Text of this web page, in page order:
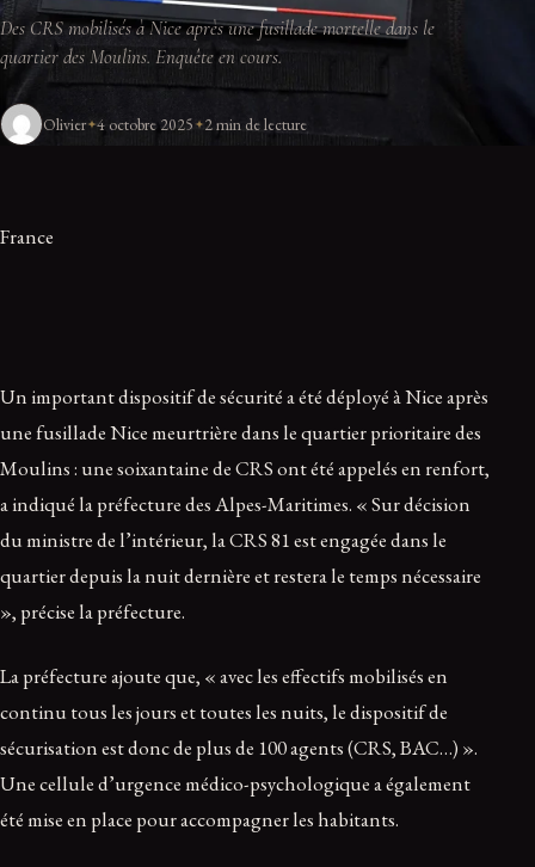
Des CRS mobilisés à Nice après une fusillade mortelle dans le
quartier des Moulins. Enquête en cours.
Olivier 4 octobre 2025 2 min de lecture
France
Un important dispositif de sécurité a été déployé à Nice après
une fusillade Nice meurtrière dans le quartier prioritaire des
Moulins : une soixantaine de CRS ont été appelés en renfort,
a indiqué la préfecture des Alpes-Maritimes. « Sur décision
du ministre de l’intérieur, la CRS 81 est engagée dans le
quartier depuis la nuit dernière et restera le temps nécessaire
», précise la préfecture.
La préfecture ajoute que, « avec les effectifs mobilisés en
continu tous les jours et toutes les nuits, le dispositif de
sécurisation est donc de plus de 100 agents (CRS, BAC…) ».
Une cellule d’urgence médico-psychologique a également
été mise en place pour accompagner les habitants.